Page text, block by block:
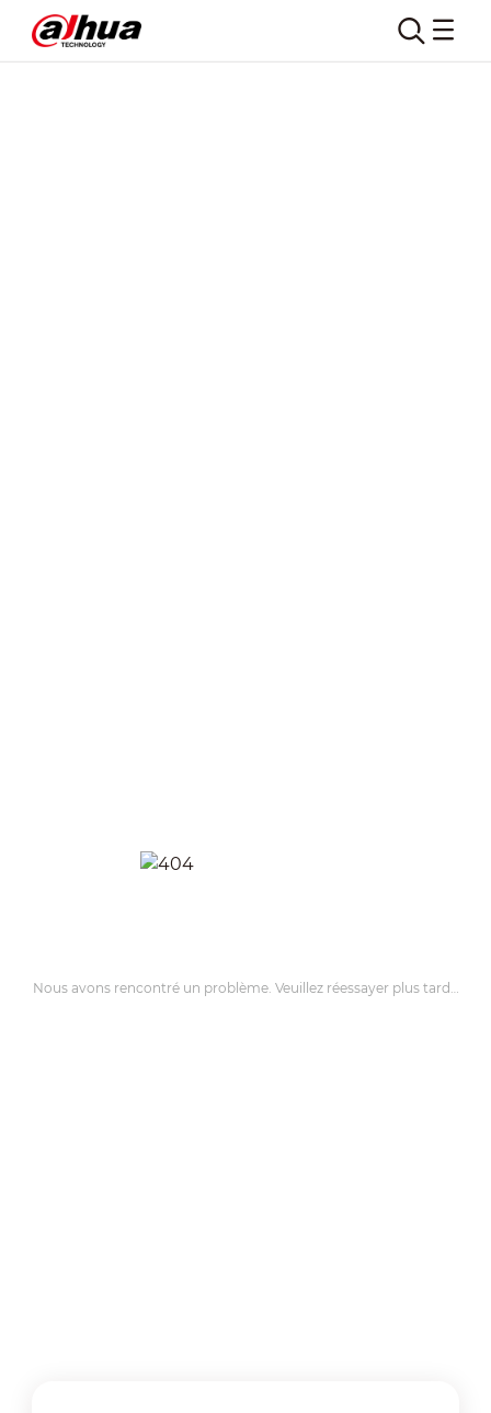
Nous avons rencontré un problème. Veuillez réessayer plus tard…